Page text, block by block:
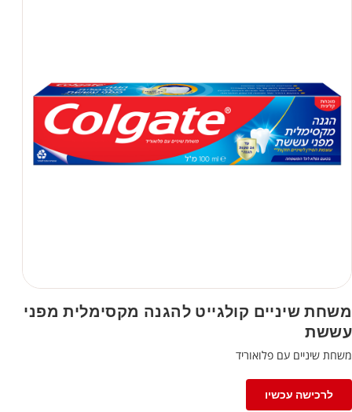
משחת שיניים קולגייט להגנה מקסימלית מפני
עששת
משחת שיניים עם פלואוריד
לרכישה עכשיו